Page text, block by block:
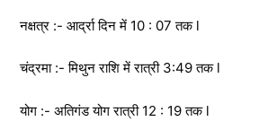
नक्षत्र :- आर्द्रा दिन में 10 : 07 तक l
चंद्रमा :- मिथुन राशि में रात्री 3:49 तक l
योग :- अतिगंड योग रात्री 12 : 19 तक l